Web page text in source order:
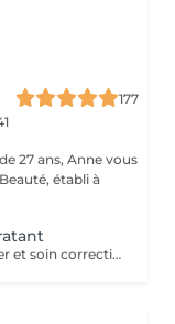
177
27 ans, Anne vous
établi à
Soin homme, spécifiquement pour hydrater et soin correction des rides.